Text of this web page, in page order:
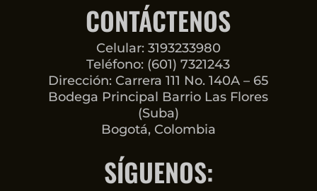
CONTÁCTENOS
Celular: 3193233980
Teléfono: (601) 7321243
Dirección: Carrera 111 No. 140A – 65
Bodega Principal Barrio Las Flores
(Suba)
Bogotá, Colombia
SÍGUENOS: